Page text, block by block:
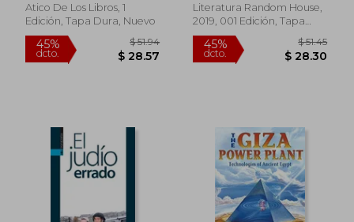
Atico De Los Libros, 1
Edición, Tapa Dura, Nuevo
Literatura Random House,
2019, 001 Edición, Tapa
Blanda, Nuevo